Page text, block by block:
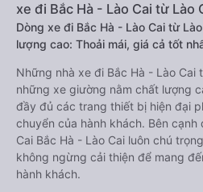
xe đi Bắc Hà - Lào Cai từ Lào
Dòng xe đi Bắc Hà - Lào Cai từ
lượng cao: Thoải mái, giá cả tốt
Những nhà xe đi Bắc Hà - Lào Cai
những xe giường nằm chất lượng
đầy đủ các trang thiết bị hiện đại
chuyển của hành khách. Bên
Cai Bắc Hà - Lào Cai luôn chú
không ngừng cải thiện để mang
hành khách.